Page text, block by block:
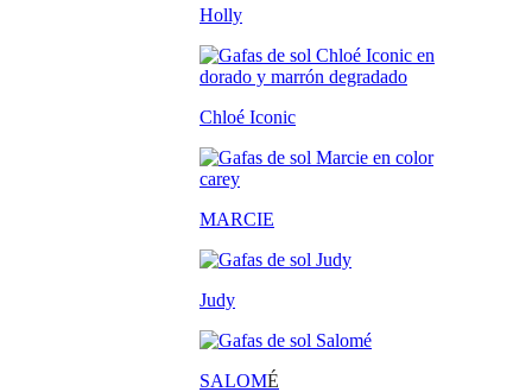
Holly
Chloé Iconic
MARCIE
Judy
SALOMÉ